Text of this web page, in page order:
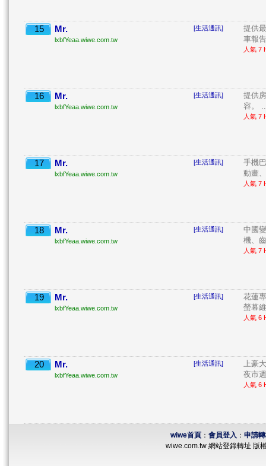
15 Mr.
lxbfYeaa.wiwe.com.tw
[生活通訊]
提供
車報
人氣 7
16 Mr.
lxbfYeaa.wiwe.com.tw
[生活通訊]
提供
容。
人氣 7
17 Mr.
lxbfYeaa.wiwe.com.tw
[生活通訊]
手機
動畫
人氣 7
18 Mr.
lxbfYeaa.wiwe.com.tw
[生活通訊]
中國
機、
人氣 7
19 Mr.
lxbfYeaa.wiwe.com.tw
[生活通訊]
花蓮
螢幕
人氣 6
20 Mr.
lxbfYeaa.wiwe.com.tw
[生活通訊]
上豪
夜市
人氣 6
wiwe首頁： 會員登入 ： 申請
wiwe.com.tw 網站登錄轉址 版